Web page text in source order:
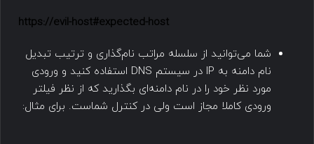
https://evil-host#expected-host
شما می‌توانید از سلسله مراتب نام‌گذاری و ترتیب تبدیل
نام دامنه به IP در سیستم DNS استفاده کنید و ورودی
مورد نظر خود را در نام دامنه‌ای بگذارید که از نظر فیلتر
ورودی کاملا مجاز است ولی در کنترل شماست. برای مثال: